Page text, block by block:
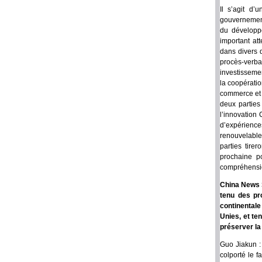
Il s’agit
du
important
dans divers
procès-
la
commerce
deux
parties
prochaine
China News
tenu des
Unies, et
préserver la
Guo Jiakun
colporté le